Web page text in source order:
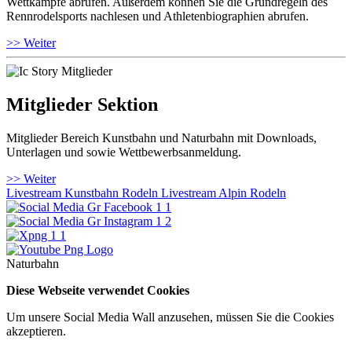
Rennrodelsports nachlesen und Athletenbiographien abrufen.
>> Weiter
Mitglieder Sektion
Mitglieder Bereich Kunstbahn und Naturbahn mit Downloads,
Unterlagen und sowie Wettbewerbsanmeldung.
>> Weiter
Livestream Kunstbahn Rodeln Livestream Alpin Rodeln
Naturbahn
Diese Webseite verwendet Cookies
Um unsere Social Media Wall anzusehen, müssen Sie die Cookies
akzeptieren.